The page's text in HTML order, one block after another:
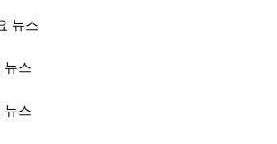
뉴스
뉴스
뉴스